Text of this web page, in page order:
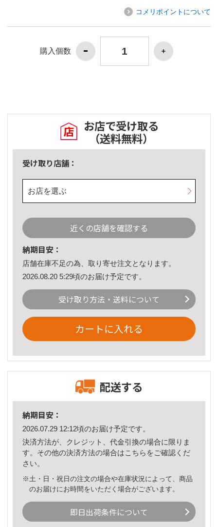
コメリポイントについて
購入個数
お店で受け取る
（送料無料）
受け取り店舗：
お店を選ぶ
近くの店舗を確認する
納期目安：
店舗在庫不足の為、取り寄せ注文となります。
2026.08.20 5:29頃のお届け予定です。
受け取り方法・送料について
カートに入れる
配送する
納期目安：
2026.07.29 12:12頃のお届け予定です。
決済方法が、クレジット、代金引換の場合に限りま
す。その他の決済方法の場合はこちら をご確認くだ
さい。
※土・日・祝日の注文の場合や在庫状況によって、商品
のお届けにお時間をいただく場合がございます。
即日出荷条件について